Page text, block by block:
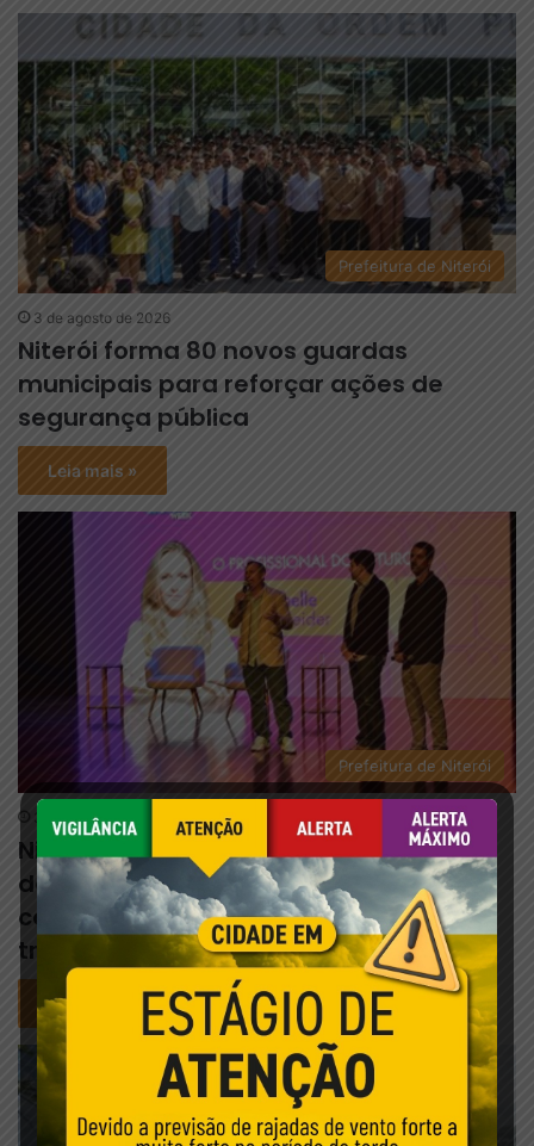
Prefeitura de Niterói
3 de agosto de 2026
Niterói forma 80 novos guardas
municipais para reforçar ações de
segurança pública
Leia mais »
Prefeitura de Niterói
3 de agosto de 2026
Niterói Innovation Experience antecipa
debates do Rio Innovation Week 2026
com foco no futuro da tecnologia e do
trabalho
Leia mais »